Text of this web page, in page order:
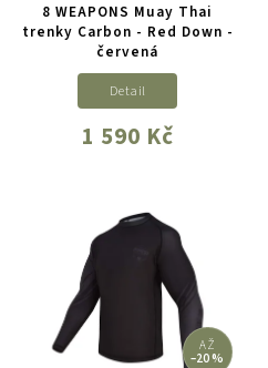
8 WEAPONS Muay Thai
trenky Carbon - Red Down -
červená
1 590 Kč
Detail
AŽ
–20 %